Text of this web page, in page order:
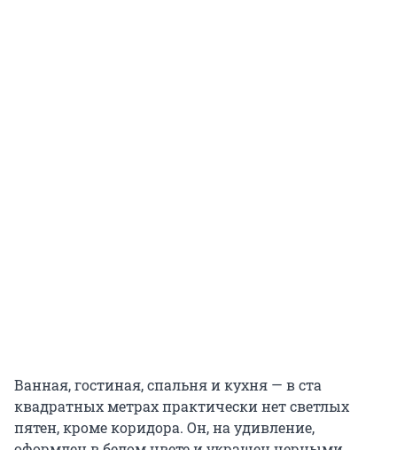
Ванная, гостиная, спальня и кухня — в ста
квадратных метрах практически нет светлых
пятен, кроме коридора. Он, на удивление,